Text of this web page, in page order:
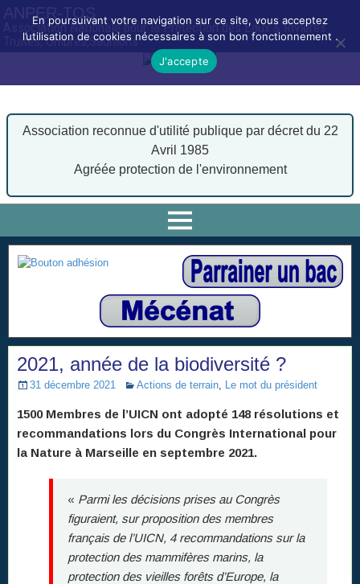
ANPER-TOS
Association Nationale pour la Protection des Eaux & Rivières
Truites, Ombres,Saumons
Association reconnue d'utilité publique par décret du 22
Avril 1985
Agréée protection de l'environnement
2021, année de la biodiversité ?
31 décembre 2021 Actions de terrain, Le mot du président
1500 Membres de l’UICN ont adopté 148 résolutions et
recommandations lors du Congrès International pour
la Nature à Marseille en septembre 2021.
« Parmi les décisions prises au Congrès
figuraient, sur proposition des membres
français de l’UICN, 4 recommandations sur la
protection des mammifères marins, la
protection des vieilles forêts d’Europe, la
En poursuivant votre navigation sur ce site, vous acceptez
l’utilisation de cookies nécessaires à son bon fonctionnement .
J'accepte